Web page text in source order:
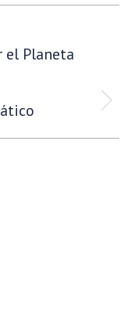
el Planeta